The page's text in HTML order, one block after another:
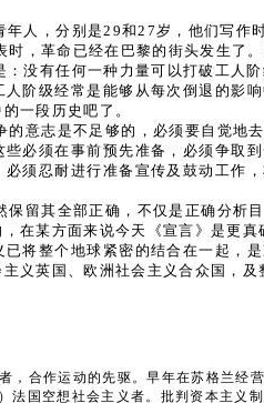
人，分别是29和27岁，他们写
，革命已经在巴黎的街头发生了
没有任何一种力量可以打破工人
阶级经常是能够从每次倒退的影
一段历史吧了。
意志是不足够的，必须要自觉
必须在事前预先准备，必须争取
须忍耐进行准备宣传及鼓动工作
留其全部正确，不仅是正确分
在某方面来说今天《宣言》是更
将整个地球紧密的结合在一起
义英国、欧洲社会主义合众国，及
，合作运动的先驱。早年在苏格兰
国空想社会主义者。批判资本主义